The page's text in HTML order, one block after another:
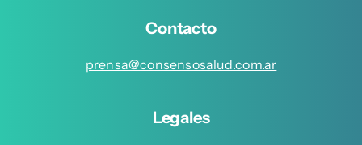
Contacto
prensa@consensosalud.com.ar
Legales